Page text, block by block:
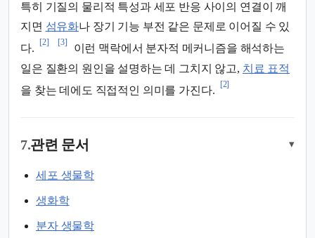
특히 기질의 물리적 특성과 세포 반응 사이의 연결이 깨
지면 섬유화나 장기 기능 부전 같은 문제로 이어질 수 있
다.
[2] [3]
이런 맥락에서 분자적 메커니즘을 해석하는
일은 질환의 원인을 설명하는 데 그치지 않고, 치료 표적
을 찾는 데에도 직접적인 의미를 가진다.
[2]
7.관련 문서 ▾
세포 생물학
생화학
분자 생물학